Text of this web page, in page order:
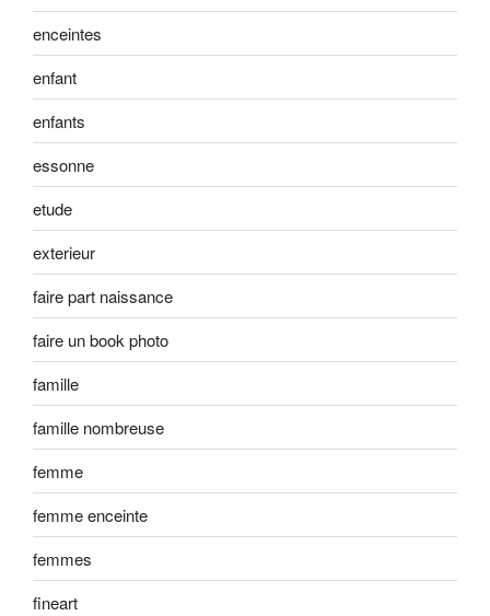
enceintes
enfant
enfants
essonne
etude
exterieur
faire part naissance
faire un book photo
famille
famille nombreuse
femme
femme enceinte
femmes
fineart